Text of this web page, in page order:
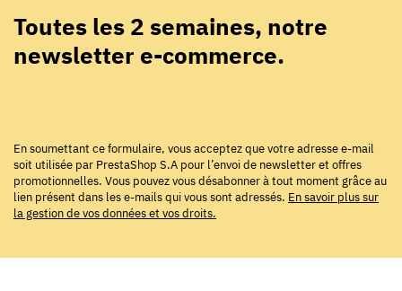
Toutes les 2 semaines, notre
newsletter e-commerce.
En soumettant ce formulaire, vous acceptez que votre adresse e-mail
soit utilisée par PrestaShop S.A pour l’envoi de newsletter et offres
promotionnelles. Vous pouvez vous désabonner à tout moment grâce au
lien présent dans les e-mails qui vous sont adressés. En savoir plus sur
la gestion de vos données et vos droits.